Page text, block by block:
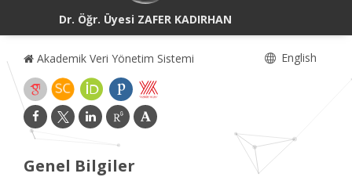
Dr. Öğr. Üyesi ZAFER KADIRHAN
Akademik Veri Yönetim Sistemi English
Genel Bilgiler